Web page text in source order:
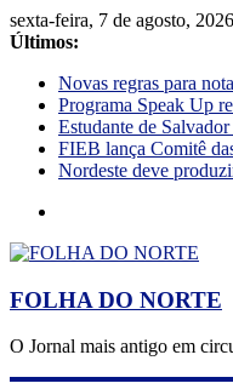
sexta-feira, 7 de agosto, 2026
Últimos:
Novas regras para
Programa Speak Up
Estudante de
FIEB lança Comitê
Nordeste deve
FOLHA DO NORTE
O Jornal mais antigo em